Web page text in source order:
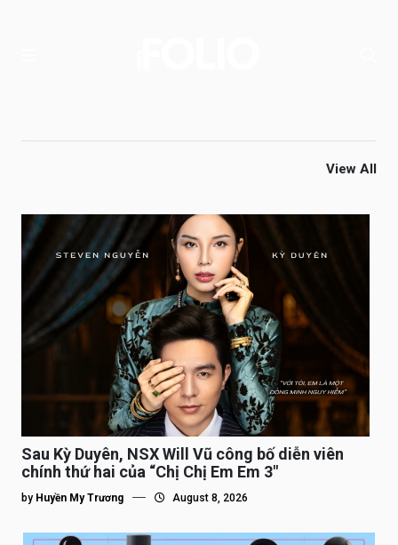
View All
Sau Kỳ Duyên, NSX Will Vũ công bố diễn viên
chính thứ hai của “Chị Chị Em Em 3″
by Huyền My Trương August 8, 2026